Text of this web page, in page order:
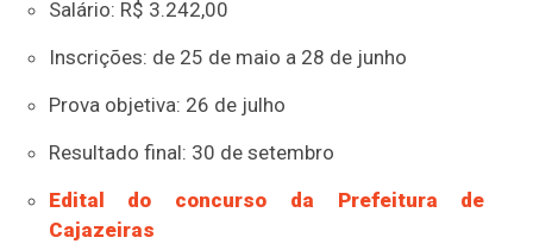
Salário: R$ 3.242,00
Inscrições: de 25 de maio a 28 de junho
Prova objetiva: 26 de julho
Resultado final: 30 de setembro
Edital do concurso da Prefeitura de
Cajazeiras